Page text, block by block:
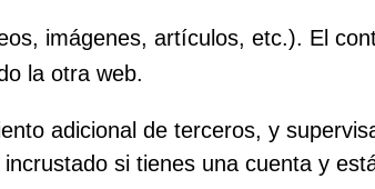
imágenes, artículos, etc.). El
la otra web.
adicional de terceros, y
si tienes una cuenta y